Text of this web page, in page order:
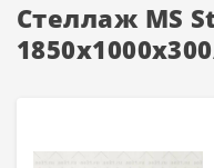
Стеллаж MS